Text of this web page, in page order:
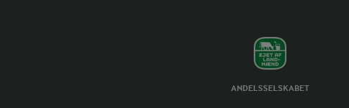
ANDELSSELSKABET